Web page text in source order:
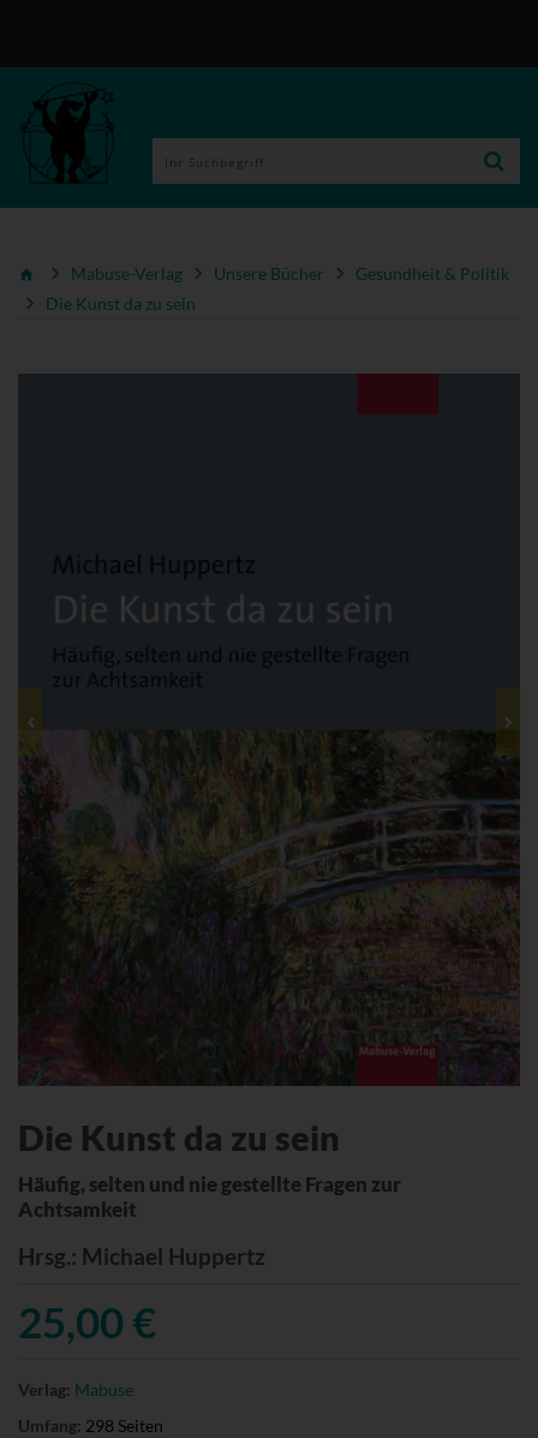
Mabuse-Verlag Unsere Bücher
Gesundheit & Politik
Die Kunst da zu sein
Die Kunst da zu sein
Häufig, selten und nie gestellte Fragen zur
Achtsamkeit
Hrsg.: Michael Huppertz
25,00 €
Verlag: Mabuse
Umfang: 298 Seiten